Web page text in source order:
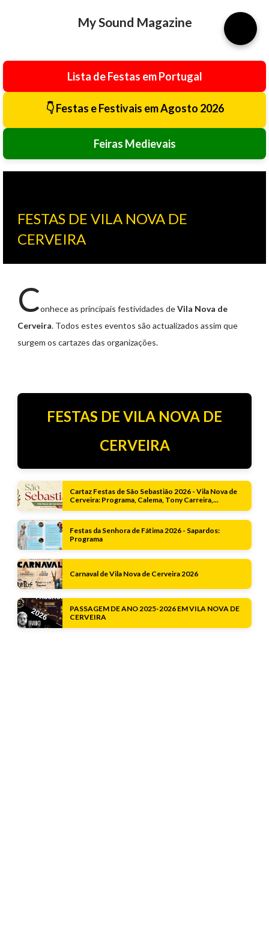
My Sound Magazine
Lista de Festas em Portugal
👇 Festas e Festivais em Agosto 2026
Feiras Medievais
FESTAS DE VILA NOVA DE
CERVEIRA
Conhece as principais festividades deVila Nova de
Cerveira. Todos estes eventos são actualizados assim que
surgem os cartazes das organizações.
FESTAS DE VILA NOVA DE
CERVEIRA
Cartaz Festas de São Sebastião 2026 - Vila Nova de
Cerveira: Programa, Calema, Tony Carreira,...
Festas da Senhora de Fátima 2026 - Sapardos:
Programa
Carnaval de Vila Nova de Cerveira 2026
PASSAGEM DE ANO 2025-2026 EM VILA NOVA DE
CERVEIRA